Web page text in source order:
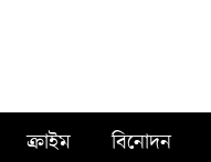
ক্রাইম বিনোদন